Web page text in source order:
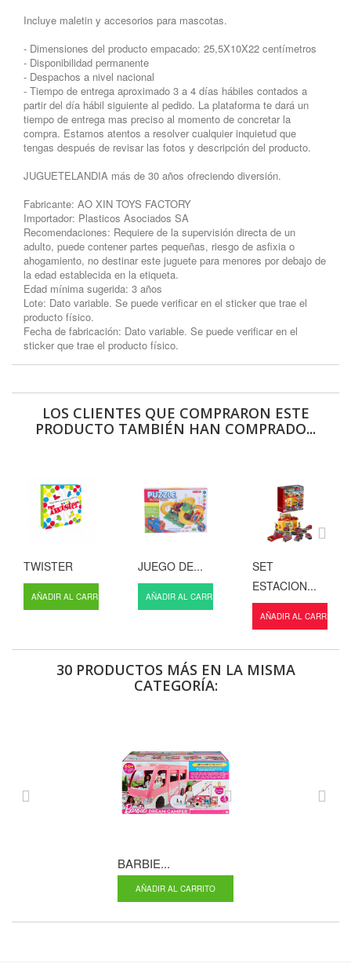
Incluye maletin y accesorios para mascotas.
- Dimensiones del producto empacado: 25,5X10X22 centímetros
- Disponibilidad permanente
- Despachos a nivel nacional
- Tiempo de entrega aproximado 3 a 4 días hábiles contados a
partir del día hábil siguiente al pedido. La plataforma te dará un
tiempo de entrega mas preciso al momento de concretar la
compra. Estamos atentos a resolver cualquier inquietud que
tengas después de revisar las fotos y descripción del producto.
JUGUETELANDIA más de 30 años ofreciendo diversión.
Fabricante: AO XIN TOYS FACTORY
Importador: Plasticos Asociados SA
Recomendaciones: Requiere de la supervisión directa de un
adulto, puede contener partes pequeñas, riesgo de asfixia o
ahogamiento, no destinar este juguete para menores por debajo de
la edad establecida en la etiqueta.
Edad mínima sugerida: 3 años
Lote: Dato variable. Se puede verificar en el sticker que trae el
producto físico.
Fecha de fabricación: Dato variable. Se puede verificar en el
sticker que trae el producto físico.
LOS CLIENTES QUE COMPRARON ESTE
PRODUCTO TAMBIÉN HAN COMPRADO...
TWISTER
AÑADIR AL CARRITO
JUEGO DE...
AÑADIR AL CARRITO
SET
ESTACION...
AÑADIR AL CARRITO
30 PRODUCTOS MÁS EN LA MISMA
CATEGORÍA:
BARBIE...
AÑADIR AL CARRITO